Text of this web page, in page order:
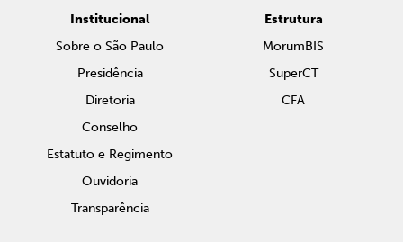
Institucional
Sobre o São Paulo
Presidência
Diretoria
Conselho
Estatuto e Regimento
Ouvidoria
Transparência
Estrutura
MorumBIS
SuperCT
CFA